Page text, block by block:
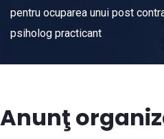
pentru ocuparea unui post
psiholog practicant
Anunţ